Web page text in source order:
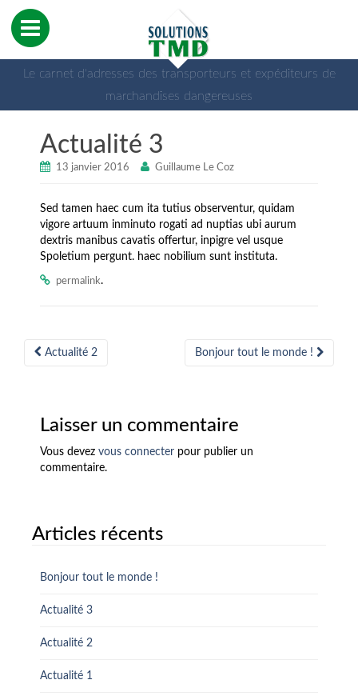
Le carnet d'adresses des transporteurs et expéditeurs de
marchandises dangereuses
Actualité 3
13 janvier 2016 Guillaume Le Coz
Sed tamen haec cum ita tutius observentur, quidam
vigore artuum inminuto rogati ad nuptias ubi aurum
dextris manibus cavatis offertur, inpigre vel usque
Spoletium pergunt. haec nobilium sunt instituta.
permalink.
Post
Actualité 2 Bonjour tout le monde !
Laisser un commentaire
Vous devez vous connecter pour publier un
commentaire.
Articles récents
Bonjour tout le monde !
Actualité 3
Actualité 2
Actualité 1